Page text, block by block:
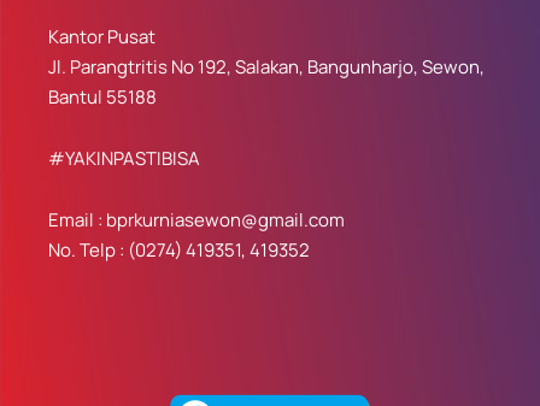
Kantor Pusat
Jl. Parangtritis No 192, Salakan, Bangunharjo, Sewon,
Bantul 55188
#YAKINPASTIBISA
Email : bprkurniasewon@gmail.com
No. Telp : (0274) 419351, 419352